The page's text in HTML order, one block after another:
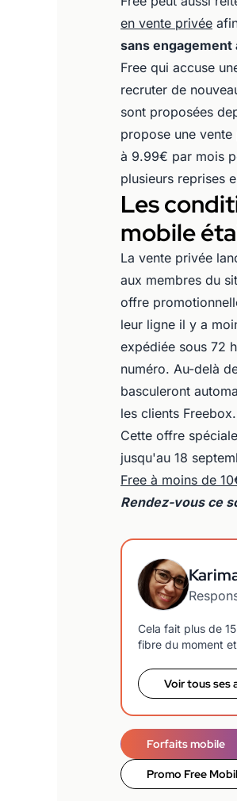
en vente privée
sans engagement
Free qui accuse
recruter de
sont proposées
propose une
à 9.99€ par mois
plusieurs reprises
Les
mobile
La vente privée
aux membres du
offre
leur ligne il y a
expédiée sous 72
numéro. Au-delà
basculeront
les clients Freebox.
Cette offre
jusqu'au 18
Free à moins de
Rendez-vous ce
Cela fait plus de
fibre du moment
Voir tous ses
Forfaits mobile
Promo Free